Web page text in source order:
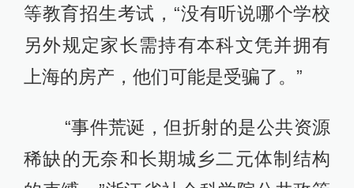
等教育招生考试，“没有听说哪个学校
另外规定家长需持有本科文凭并拥有
上海的房产，他们可能是受骗了。”
“事件荒诞，但折射的是公共资源
稀缺的无奈和长期城乡二元体制结构